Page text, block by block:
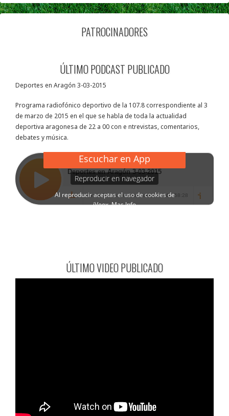
PATROCINADORES
ÚLTIMO PODCAST PUBLICADO
Deportes en Aragón 3-03-2015
Programa radiofónico deportivo de la 107.8 correspondiente al 3
de marzo de 2015 en el que se habla de toda la actualidad
deportiva aragonesa de 22 a 00 con e ntrevistas, comentarios,
debates y música.
ÚLTIMO VIDEO PUBLICADO